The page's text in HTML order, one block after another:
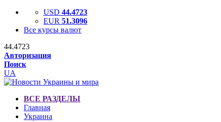
USD 44.4723
EUR 51.3096
Все курсы валют
44.4723
Авторизация
Поиск
UA
ВСЕ РАЗДЕЛЫ
Главная
Украина